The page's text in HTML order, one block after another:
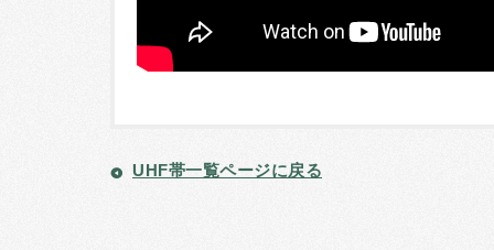
UHF帯一覧ページに戻る